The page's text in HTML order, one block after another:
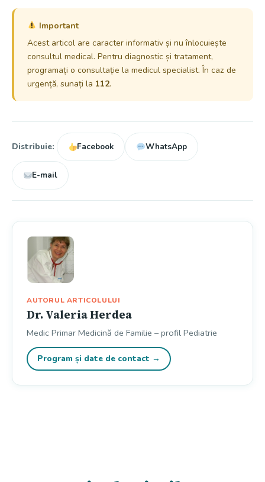
Important
Acest articol are caracter informativ și nu înlocuiește
consultul medical. Pentru diagnostic și tratament,
programați o consultație la medicul specialist. În caz de
urgență, sunați la 112.
Distribuie: Facebook WhatsApp
E-mail
AUTORUL ARTICOLULUI
Dr. Valeria Herdea
Medic Primar Medicină de Familie – profil Pediatrie
Program și date de contact →